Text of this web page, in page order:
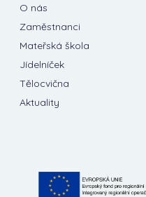
O nás
Zaměstnanci
Mateřská škola
Jídelníček
Tělocvična
Aktuality